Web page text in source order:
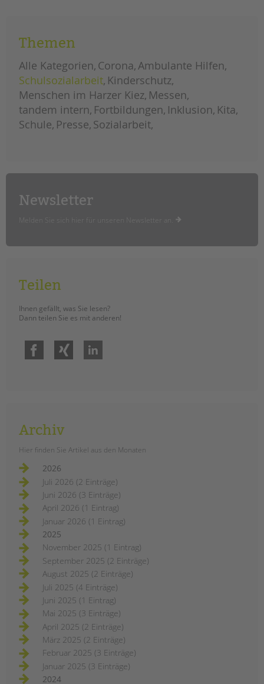
Themen
Alle Kategorien Corona Ambulante Hilfen
Schulsozialarbeit Kinderschutz
Menschen im Harzer Kiez Messen
tandem intern Fortbildungen Inklusion Kita
Schule Presse Sozialarbeit
Newsletter
Melden Sie sich hier für unseren Newsletter an.
Teilen
Ihnen gefällt, was Sie lesen?
Dann teilen Sie es mit anderen!
Facebook
Archiv
Hier finden Sie Artikel aus den Monaten
2026
Juli 2026 (2 Einträge)
Juni 2026 (3 Einträge)
April 2026 (1 Eintrag)
Januar 2026 (1 Eintrag)
2025
November 2025 (1 Eintrag)
September 2025 (2 Einträge)
August 2025 (2 Einträge)
Juli 2025 (4 Einträge)
Juni 2025 (1 Eintrag)
Mai 2025 (3 Einträge)
April 2025 (2 Einträge)
März 2025 (2 Einträge)
Februar 2025 (3 Einträge)
Januar 2025 (3 Einträge)
2024